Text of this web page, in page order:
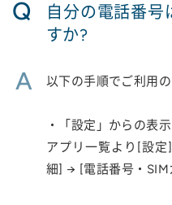
Q
自分の電話番号
すか?
A 以下の手順でご利用
・「設定」からの表示
アプリ一覧より[設
細] → [電話番号・SIM